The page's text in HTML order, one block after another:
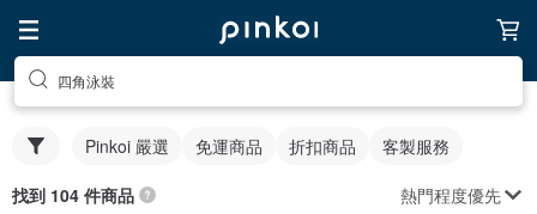
四角泳裝
Pinkoi 嚴選 免運商品 折扣商品 客製服務
找到 104 件商品 熱門程度優先